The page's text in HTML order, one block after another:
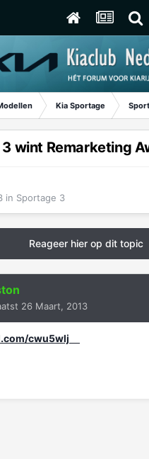
Kia Sportage
wint Remarketing
in Sportage 3
Reageer hier op dit topic
26 Maart, 2013
cwu5wlj